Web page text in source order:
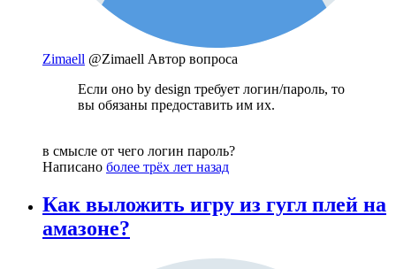
Zimaell @Zimaell Автор вопроса
Если оно by design требует логин/пароль, то
вы обязаны предоставить им их.
в смысле от чего логин пароль?
Написано более трёх лет назад
Как выложить игру из гугл плей на
амазоне?